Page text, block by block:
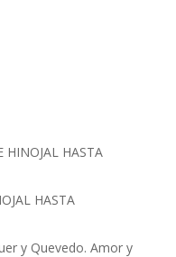
HINOJAL HASTA
HASTA
y Quevedo. Amor y